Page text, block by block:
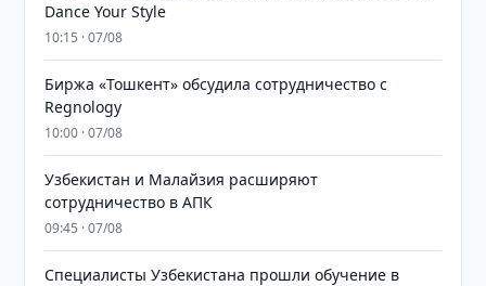
Dance Your Style
10:15 · 07/08
Биржа «Тошкент» обсудила сотрудничество с
Regnology
10:00 · 07/08
Узбекистан и Малайзия расширяют
сотрудничество в АПК
09:45 · 07/08
Специалисты Узбекистана прошли обучение в